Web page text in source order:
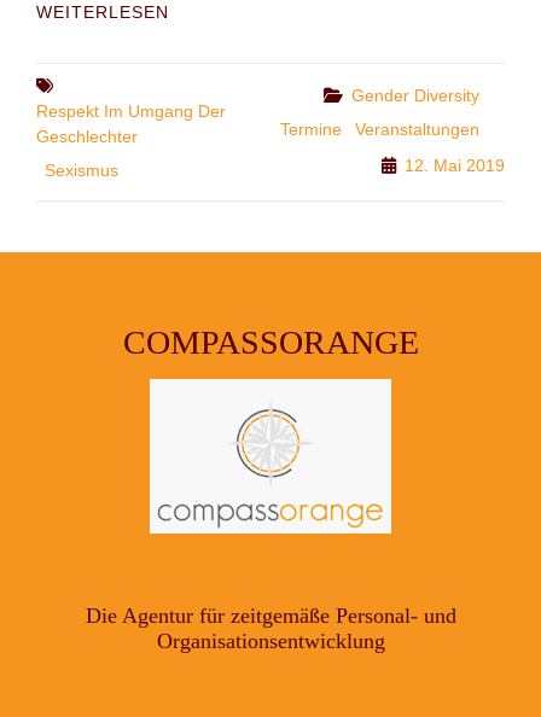
WEITERLESEN
IN
Respekt Im Umgang Der
Geschlechter
Sexismus
Categories
Gender Diversity
Termine
Veranstaltungen
12. Mai 2019
COMPASSORANGE
Die Agentur für zeitgemäße Personal- und
Organisationsentwicklung